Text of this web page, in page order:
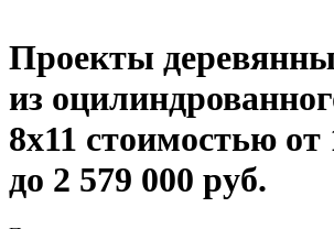
Проекты
из
8х11 стоимостью от
до 2 579 000 руб.